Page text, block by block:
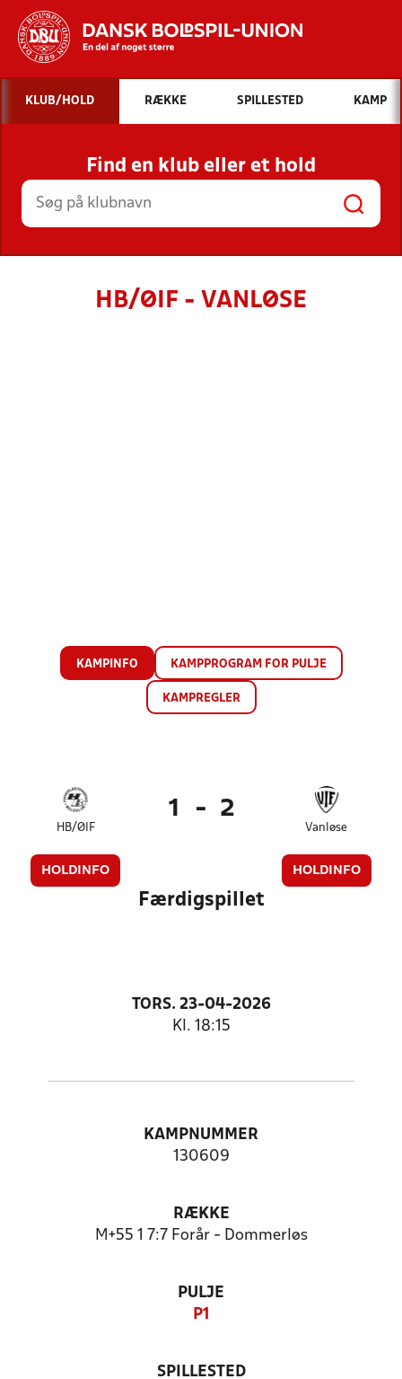
Hvad vil du søge efter?
INDHOLD OG NYHEDER
STILLINGER, RESULTATER, KLUBBER OG
HOLD
KLUB/HOLD RÆKKE SPILLESTED KAMP
Find en klub eller et hold
HB/ØIF - VANLØSE
KAMPINFO KAMPPROGRAM FOR PULJE
KAMPREGLER
HB/ØIF
HOLDINFO
1 - 2
Vanløse
HOLDINFO
Færdigspillet
TORS. 23-04-2026
Kl. 18:15
KAMPNUMMER
130609
RÆKKE
M+55 1 7:7 Forår - Dommerløs
PULJE
P1
SPILLESTED